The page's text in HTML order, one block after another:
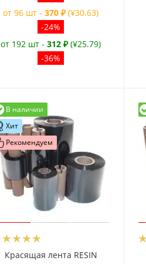
от 96 шт -370 ₽ (¥30.63)
-24%
от 192 шт -312 ₽ (¥25.79)
-36%
В наличии
Хит
Рекомендуем
Красящая лента RESIN